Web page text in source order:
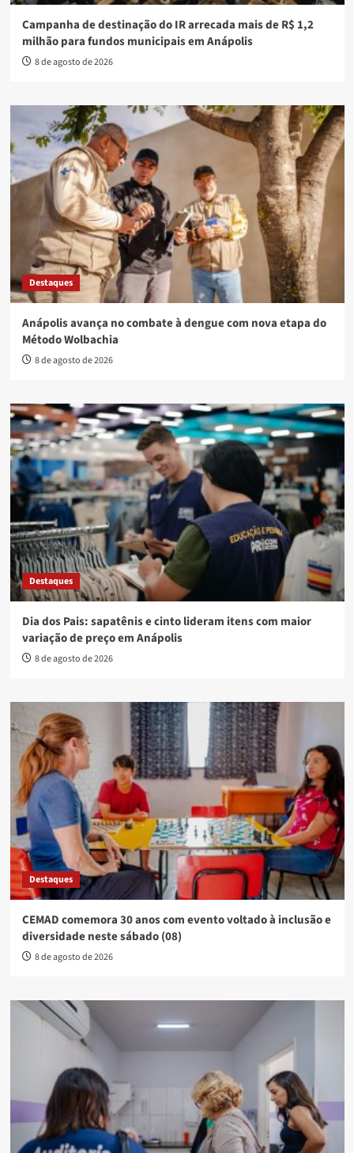
Campanha de destinação do IR arrecada mais de R$ 1,2
milhão para fundos municipais em Anápolis
8 de agosto de 2026
Destaques
Anápolis avança no combate à dengue com nova etapa do
Método Wolbachia
8 de agosto de 2026
Destaques
Dia dos Pais: sapatênis e cinto lideram itens com maior
variação de preço em Anápolis
8 de agosto de 2026
Destaques
CEMAD comemora 30 anos com evento voltado à inclusão e
diversidade neste sábado (08)
8 de agosto de 2026